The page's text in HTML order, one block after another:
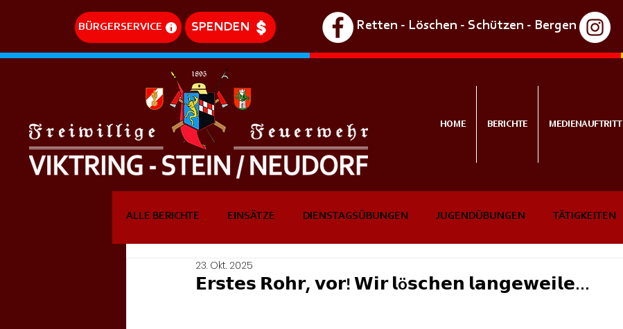
BÜRGERSERVICE SPENDEN Retten - Löschen - Schützen - Bergen
ALLE BERICHTE EINSÄTZE DIENSTAGSÜBUNGEN JUGENDÜBUNGEN TÄTIGKEITEN
DREHLEITEREINSÄTZE
𝗘𝗿𝘀𝘁𝗲𝘀 𝗥𝗼𝗵𝗿, 𝘃𝗼𝗿! 𝗪𝗶𝗿 𝗹ö𝘀𝗰𝗵𝗲𝗻 𝗹𝗮𝗻𝗴𝗲𝘄𝗲𝗶𝗹𝗲...
23. Okt. 2025
HOME BERICHTE MEDIENAUFTRITT